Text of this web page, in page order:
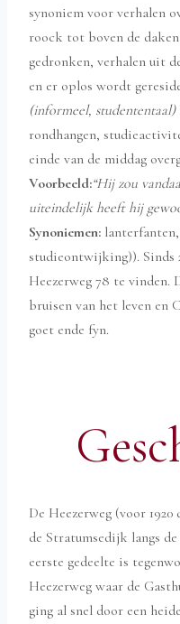
synoniem voor verhalen
roock tot boven de
gedronken, verhalen uit
en er oplos wordt
(informeel, studententaal)
rondhangen,
einde van de middag
Voorbeeld:“Hij zou
uiteindelijk heeft hij
Synoniemen:
studieontwijking)). Sinds
Heezerweg 78 te vinden.
bruisen van het leven en
goet ende fyn.
De Heezerweg (voor
de Stratumsedijk langs
eerste gedeelte is
Heezerweg waar de
ging al snel door een